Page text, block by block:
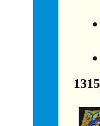
1315